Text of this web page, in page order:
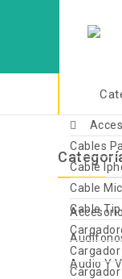
Cables
Cable
Cable
Cable
Cargador
Audio Y